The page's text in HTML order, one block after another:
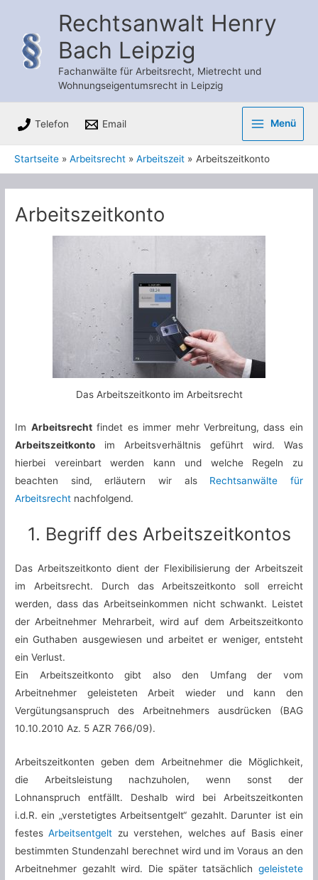
springen
Rechtsanwalt Henry
Bach Leipzig
Fachanwälte für Arbeitsrecht, Mietrecht und
Wohnungseigentumsrecht in Leipzig
Telefon Email
Main
Menu
Menü
Startseite Arbeitsrecht Arbeitszeit Arbeitszeitkonto
Arbeitszeitkonto
Das Arbeitszeitkonto im Arbeitsrecht
Im Arbeitsrechtfindet es immer mehr Verbreitung, dass ein
Arbeitszeitkonto im Arbeitsverhältnis geführt wird. Was
hierbei vereinbart werden kann und welche Regeln zu
beachten sind, erläutern wir als Rechtsanwälte für
Arbeitsrecht nachfolgend.
1. Begriff des Arbeitszeitkontos
Das Arbeitszeitkonto dient der Flexibilisierung der Arbeitszeit
im Arbeitsrecht. Durch das Arbeitszeitkonto soll erreicht
werden, dass das Arbeitseinkommen nicht schwankt. Leistet
der Arbeitnehmer Mehrarbeit, wird auf dem Arbeitszeitkonto
ein Guthaben ausgewiesen und arbeitet er weniger, entsteht
ein Verlust.
Ein Arbeitszeitkonto gibt also den Umfang der vom
Arbeitnehmer geleisteten Arbeit wieder und kann den
Vergütungsanspruch des Arbeitnehmers ausdrücken (BAG
10.10.2010 Az. 5 AZR 766/09).
Arbeitszeitkonten geben dem Arbeitnehmer die Möglichkeit,
die Arbeitsleistung nachzuholen, wenn sonst der
Lohnanspruch entfällt. Deshalb wird bei Arbeitszeitkonten
i.d.R. ein „verstetigtes Arbeitsentgelt“ gezahlt. Darunter ist ein
festesArbeitsentgelt zu verstehen, welches auf Basis einer
bestimmten Stundenzahl berechnet wird und im Voraus an den
Arbeitnehmer gezahlt wird. Die später tatsächlich geleistete